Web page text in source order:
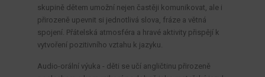
skupině dětem umožní nejen častěji komunikovat, ale i
přirozeně upevnit si jednotlivá slova, fráze a větná
spojení. Přátelská atmosféra a hravé aktivity přispějí k
vytvoření pozitivního vztahu k jazyku.
Audio-orální výuka - děti se učí angličtinu přirozeně